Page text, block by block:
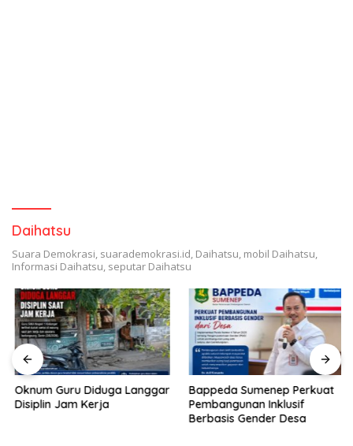
Daihatsu
Suara Demokrasi, suarademokrasi.id, Daihatsu, mobil Daihatsu,
Informasi Daihatsu, seputar Daihatsu
Oknum Guru Diduga Langgar
Disiplin Jam Kerja
Bappeda Sumenep Perkuat
Pembangunan Inklusif
Berbasis Gender Desa